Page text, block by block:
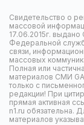
Свидетельство о
массовой
17.06.2015г.
Федеральной
связи,
массовых
Полная или
материалов СМИ
только с
редакции! При
прямая активная
n1.ru обязательна.
материалов